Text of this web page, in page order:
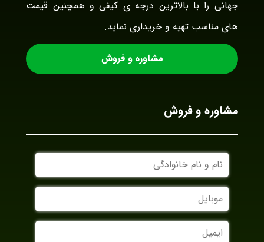
جهانی را با بالاترین درجه ی کیفی و همچنین قیمت
های مناسب تهیه و خریداری نماید.
مشاوره و فروش
مشاوره و فروش
نام
و
نام
خانوادگی
موبایل
ایمیل